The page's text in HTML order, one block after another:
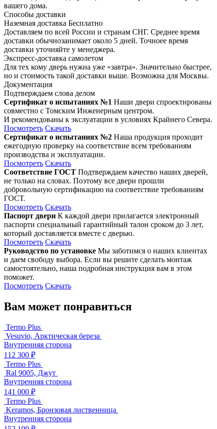
вашего дома.
Способы доставки
Наземная доставка Бесплатно
Доставляем по всей России и странам СНГ. Среднее время
доставки обычнозанимает около 5 дней. Точноее время
доставки уточняйте у менеджера.
Экспресс-доставка самолетом
Для тех кому дверь нужна уже «завтра». Значительно быстрее,
но и стоимость такой доставки выше. Возможна для Москвы.
Документация
Подтверждаем слова делом
Сертификат о испытаниях №1 Наши двери спроектированы
совместно с Томским Инженерным центром.
И рекомендованы к экслуатации в условиях Крайнего Севера.
Посмотреть Скачать
Сертификат о испытаниях №2 Наша продукция проходит
ежегодную проверку на соответствие всем требованиям
производства и эксплуатации.
Посмотреть Скачать
Соответствие ГОСТ Подтверждаем качество наших дверей,
не только на словах. Поэтому все двери прошли
добровольную сертификацию на соответствие требованиям
ГОСТ.
Посмотреть Скачать
Паспорт двери К каждой двери прилагается электронный
паспорти специальный гарантийный талон сроком до 3 лет,
который доставляется вместе с дверью.
Посмотреть Скачать
Руководство по установке Мы заботимся о наших клиентах
и даем свободу выбора. Если вы решите сделать монтаж
самостоятельно, наша подробная инструкция вам в этом
поможет.
Посмотреть Скачать
Вам может понравиться
Termo Plus
Vesuvio, Арктическая береза
Внутренняя сторона
112 300 ₽
Termo Plus
Ral 9005, Джут
Внутренняя сторона
141 000 ₽
Termo Plus
Keramos, Бронзовая лиственница
Внутренняя сторона